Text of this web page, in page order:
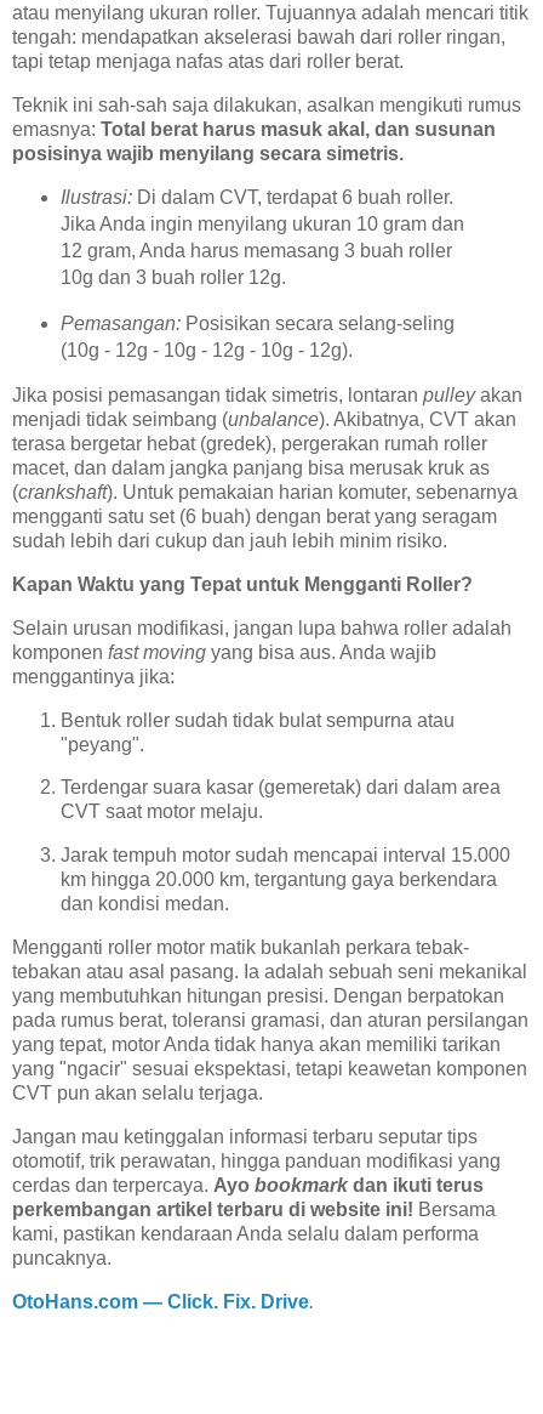
atau menyilang ukuran roller. Tujuannya adalah mencari titik
tengah: mendapatkan akselerasi bawah dari roller ringan,
tapi tetap menjaga nafas atas dari roller berat.
Teknik ini sah-sah saja dilakukan, asalkan mengikuti rumus
emasnya: Total berat harus masuk akal, dan susunan
posisinya wajib menyilang secara simetris.
Ilustrasi:Di dalam CVT, terdapat 6 buah roller.
Jika Anda ingin menyilang ukuran 10 gram dan
12 gram, Anda harus memasang 3 buah roller
10g dan 3 buah roller 12g.
Pemasangan:Posisikan secara selang-seling
(10g - 12g - 10g - 12g - 10g - 12g).
Jika posisi pemasangan tidak simetris, lontaran pulleyakan
menjadi tidak seimbang (unbalance). Akibatnya, CVT akan
terasa bergetar hebat (gredek), pergerakan rumah roller
macet, dan dalam jangka panjang bisa merusak kruk as
(crankshaft). Untuk pemakaian harian komuter, sebenarnya
mengganti satu set (6 buah) dengan berat yang seragam
sudah lebih dari cukup dan jauh lebih minim risiko.
Kapan Waktu yang Tepat untuk Mengganti Roller?
Selain urusan modifikasi, jangan lupa bahwa roller adalah
komponen fast moving yang bisa aus. Anda wajib
menggantinya jika:
Bentuk roller sudah tidak bulat sempurna atau
"peyang".
Terdengar suara kasar (gemeretak) dari dalam area
CVT saat motor melaju.
Jarak tempuh motor sudah mencapai interval 15.000
km hingga 20.000 km, tergantung gaya berkendara
dan kondisi medan.
Mengganti roller motor matik bukanlah perkara tebak-
tebakan atau asal pasang. Ia adalah sebuah seni mekanikal
yang membutuhkan hitungan presisi. Dengan berpatokan
pada rumus berat, toleransi gramasi, dan aturan persilangan
yang tepat, motor Anda tidak hanya akan memiliki tarikan
yang "ngacir" sesuai ekspektasi, tetapi keawetan komponen
CVT pun akan selalu terjaga.
Jangan mau ketinggalan informasi terbaru seputar tips
otomotif, trik perawatan, hingga panduan modifikasi yang
cerdas dan terpercaya. Ayo bookmark dan ikuti terus
perkembangan artikel terbaru di website ini! Bersama
kami, pastikan kendaraan Anda selalu dalam performa
puncaknya.
OtoHans.com — Click. Fix. Drive.